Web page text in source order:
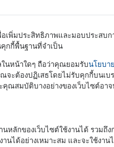
กาส แม้จะมีการเปลี่ยนแปลงบางส่
อเพิ่มประสิทธิภาพและมอบประส
กกี้พื้นฐานที่จำเป็น
นหน้าใดๆ ถือว่าคุณยอมรับนโยบา
ะต้องปฏิเสธโดยไม่รับคุกกี้บนเบร
ณสมบัติบางอย่างของเว็บไซต์อา
หลักของเว็บไซต์ใช้งานได้ รวมถึ
นได้อย่างเหมาะสม และจะใช้งา